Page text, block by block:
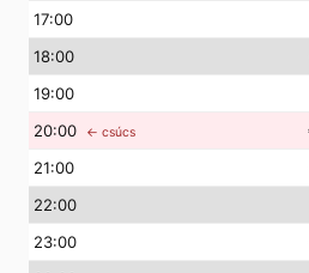
17:00
18:00
19:00
20:00 ← csúcs
21:00
22:00
23:00